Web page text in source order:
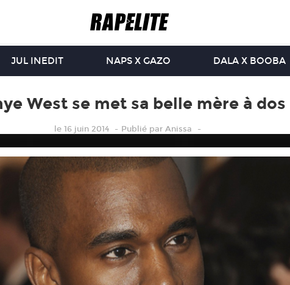
JUL INEDIT NAPS X GAZO DALA X BOOBA
West se met sa belle mère à dos
le 16 juin 2014 Publié par Anissa